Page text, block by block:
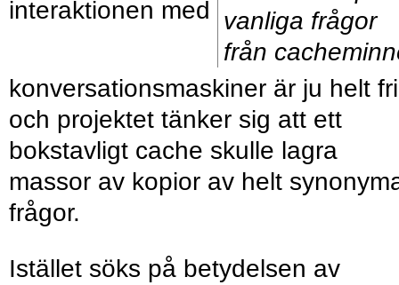
vanliga frågor
från
interaktionen med
konversationsmaskiner är ju helt fri
och projektet tänker sig att ett
bokstavligt cache skulle lagra
massor av kopior av helt
frågor.
Istället söks på betydelsen av